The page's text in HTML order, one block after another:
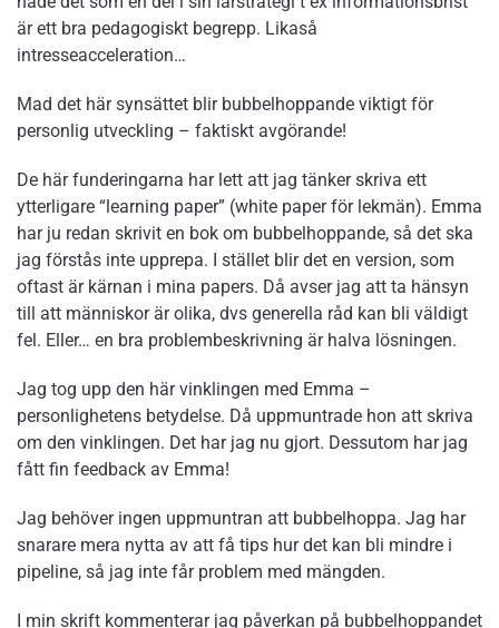
är ett bra pedagogiskt begrepp. Likaså
intresseacceleration…
Mad det här synsättet blir bubbelhoppande viktigt för
personlig utveckling – faktiskt avgörande!
De här funderingarna har lett att jag tänker skriva ett
ytterligare “learning paper” (white paper för lekmän). Emma
har ju redan skrivit en bok om bubbelhoppande, så det ska
jag förstås inte upprepa. I stället blir det en version, som
oftast är kärnan i mina papers. Då avser jag att ta hänsyn
till att människor är olika, dvs generella råd kan bli väldigt
fel. Eller… en bra problembeskrivning är halva lösningen.
Jag tog upp den här vinklingen med Emma –
personlighetens betydelse. Då uppmuntrade hon att skriva
om den vinklingen. Det har jag nu gjort. Dessutom har jag
fått fin feedback av Emma!
Jag behöver ingen uppmuntran att bubbelhoppa. Jag har
snarare mera nytta av att få tips hur det kan bli mindre i
pipeline, så jag inte får problem med mängden.
I min skrift kommenterar jag påverkan på bubbelhoppandet